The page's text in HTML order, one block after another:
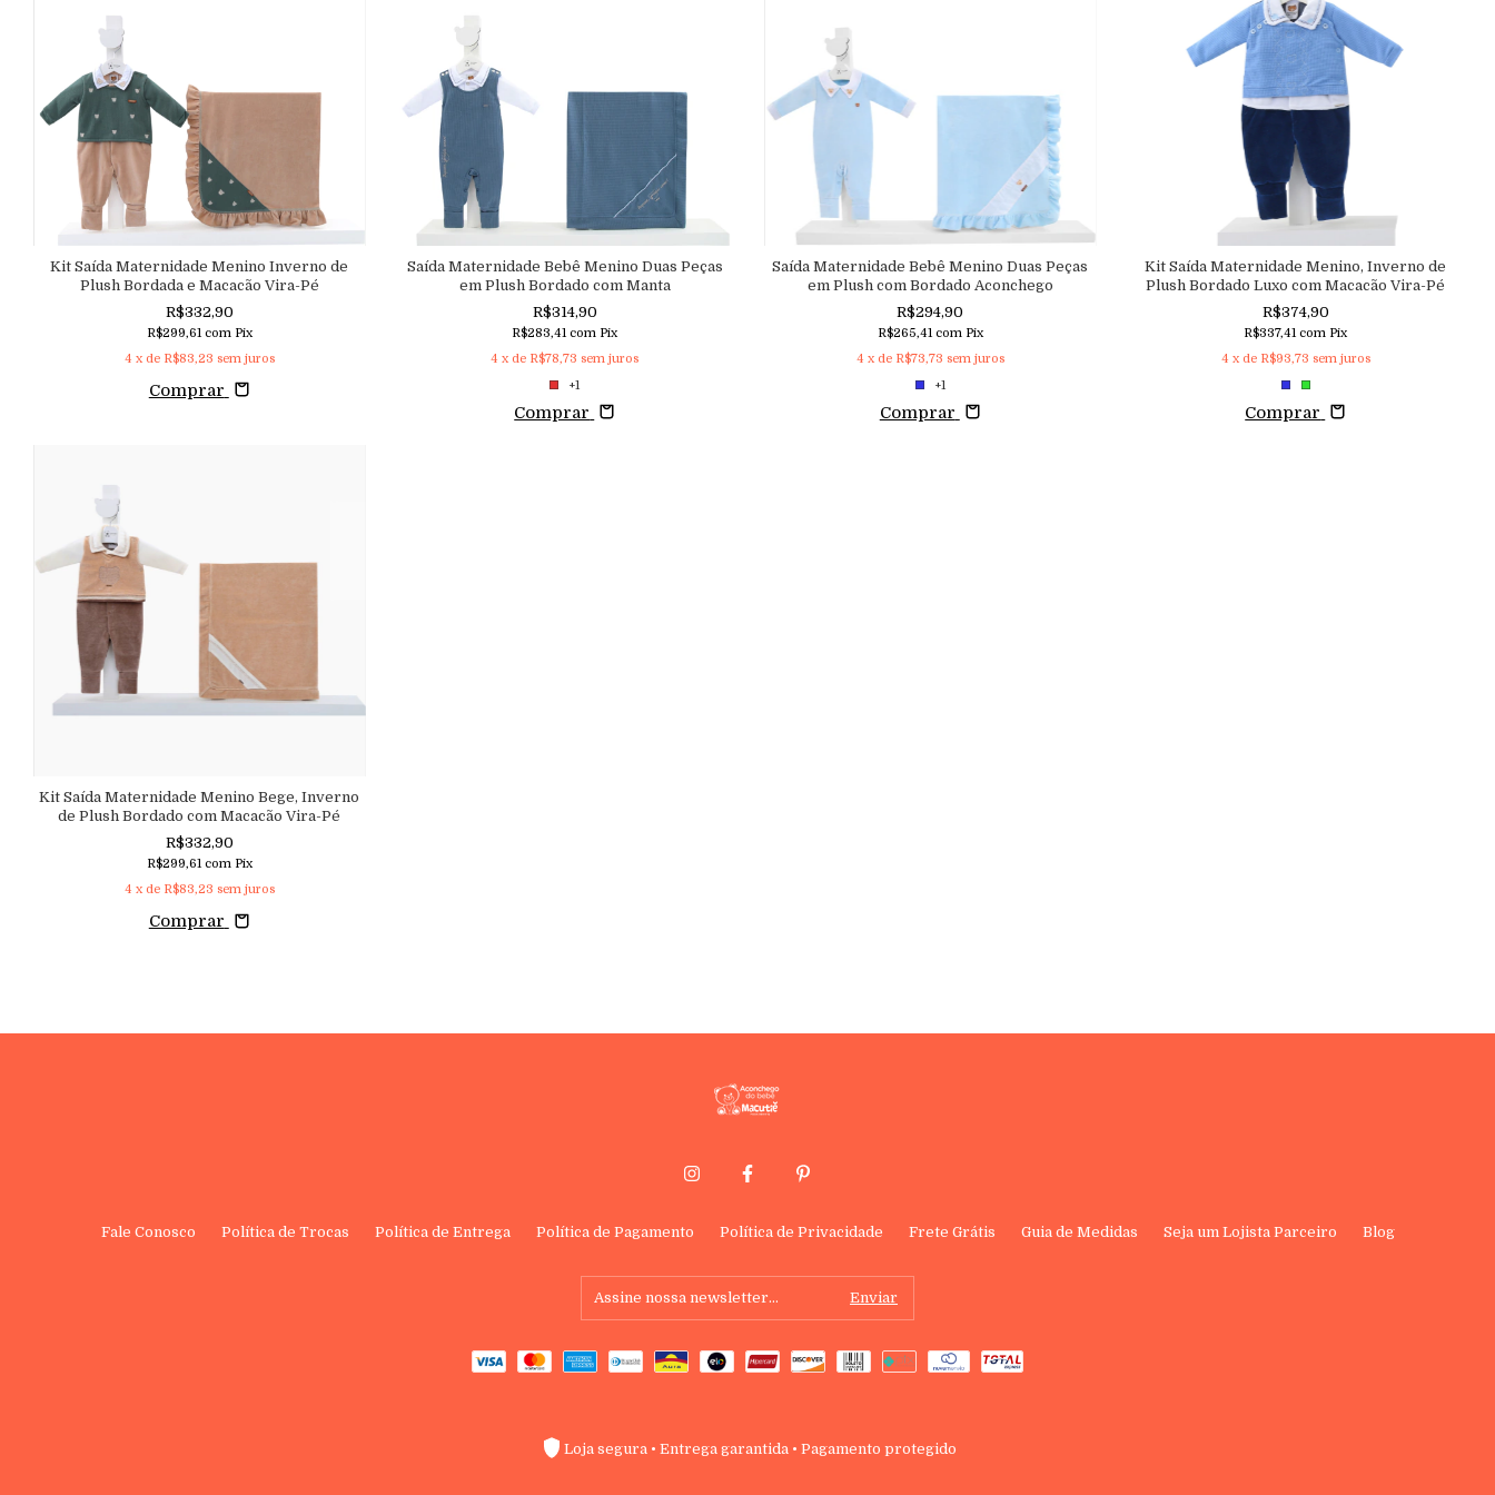
Kit Saída Maternidade Menino Inverno de
Plush Bordada e Macacão Vira-Pé
R$332,90
R$299,61 com Pix
4 x de R$83,23 sem juros
Comprar
Saída Maternidade Bebê Menino Duas Peças
em Plush Bordado com Manta
R$314,90
R$283,41com Pix
4 x de R$78,73 sem juros
+1
Comprar
Saída Maternidade Bebê Menino Duas Peças
em Plush com Bordado Aconchego
R$294,90
R$265,41 com Pix
4 x de R$73,73 sem juros
+1
Comprar
Kit Saída Maternidade Menino, Inverno de
Plush Bordado Luxo com Macacão Vira-Pé
R$374,90
R$337,41com Pix
4 x de R$93,73 sem juros
Comprar
Kit Saída Maternidade Menino Bege, Inverno
de Plush Bordado com Macacão Vira-Pé
R$332,90
R$299,61 com Pix
4 x de R$83,23 sem juros
Comprar
Fale Conosco Política de Trocas Política de Entrega Política de Pagamento Política de Privacidade Frete Grátis Guia de Medidas Seja um Lojista Parceiro Blog
Loja segura • Entrega garantida • Pagamento protegido